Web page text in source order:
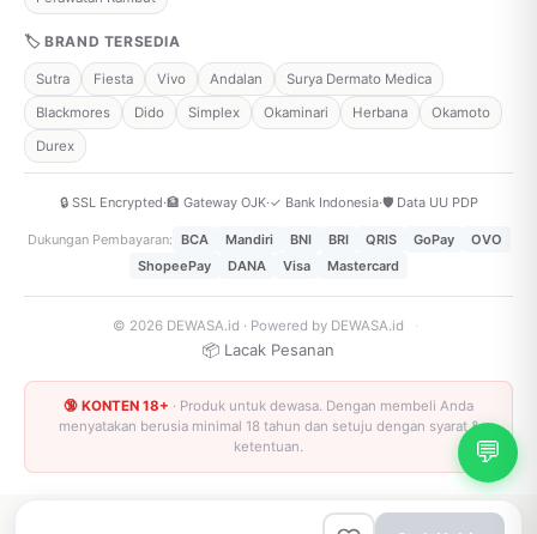
💬
🏷 BRAND TERSEDIA
Sutra Fiesta Vivo Andalan
Surya Dermato Medica
Blackmores
Dido Simplex Okaminari Herbana
Okamoto
Durex
🔒 SSL Encrypted·🏦 Gateway OJK·✓ Bank Indonesia·🛡️ Data UU PDP
Dukungan Pembayaran: BCA Mandiri BNI BRI QRIS GoPay
OVO
ShopeePay
DANA Visa Mastercard
© 2026 DEWASA.id · Powered by DEWASA.id ·
📦 Lacak Pesanan
🔞 KONTEN 18+ · Produk untuk dewasa. Dengan membeli Anda
menyatakan berusia minimal 18 tahun dan setuju dengan syarat &
ketentuan.